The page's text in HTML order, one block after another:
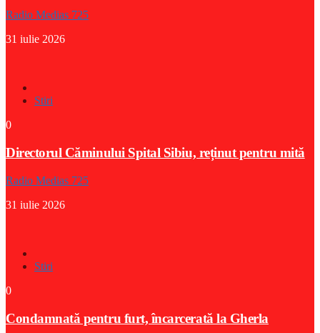
Radio Medias 725
31 iulie 2026
Stiri
0
Directorul Căminului Spital Sibiu, reținut pentru mită
Radio Medias 725
31 iulie 2026
Stiri
0
Condamnată pentru furt, încarcerată la Gherla